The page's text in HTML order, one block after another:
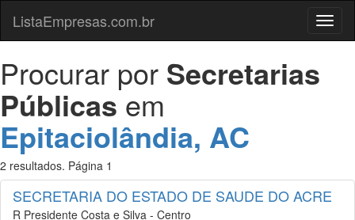
Menu
ListaEmpresas.com.br
Procurar por Secretarias
Públicasem
Epitaciolândia, AC
2 resultados. Página 1
SECRETARIA DO ESTADO DE SAUDE DO ACRE
R Presidente Costa e Silva - Centro